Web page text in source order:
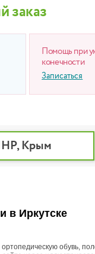
заказ
Помощь при
конечности
Записаться
Крым
в Иркутске
обувь,